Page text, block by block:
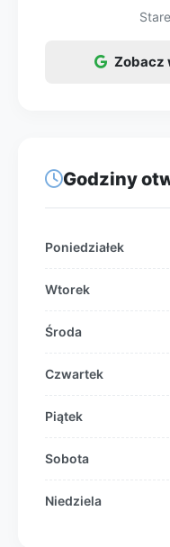
Zobacz
Godziny
Poniedziałek
Wtorek
Środa
Czwartek
Piątek
Sobota
Niedziela